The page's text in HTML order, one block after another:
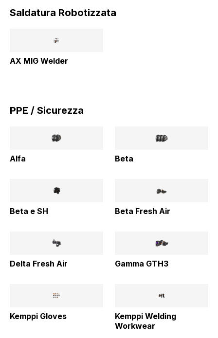
Saldatura Robotizzata
AX MIG Welder
PPE / Sicurezza
Alfa Beta
Beta e SH Beta Fresh Air
Delta Fresh Air Gamma GTH3
Kemppi Gloves
Kemppi Welding
Workwear